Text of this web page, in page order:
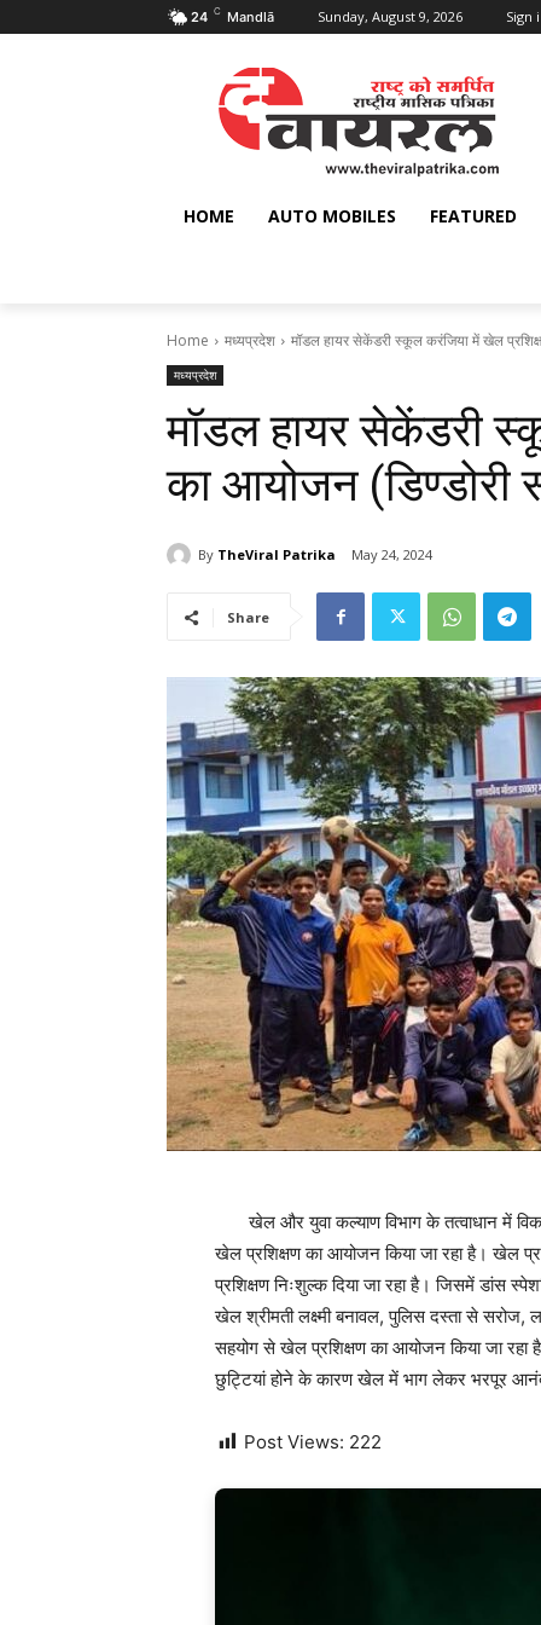
24 C Mandlā Sunday, August 9, 2026 Sign
HOME AUTO MOBILES FEATURED
Home मध्यप्रदेश मॉडल हायर सेकेंडरी स्कूल करंजिया में खेल
मध्यप्रदेश
मॉडल हायर सेकेंडरी
का आयोजन (डिण्डोरी
By TheViral Patrika May 24, 2024
Share
खेल और युवा कल्याण विभाग के तत्वाधान में
खेल प्रशिक्षण का आयोजन किया जा रहा है। खेल
प्रशिक्षण निःशुल्क दिया जा रहा है। जिसमें डांस
खेल श्रीमती लक्ष्मी बनावल, पुलिस दस्ता से सरोज,
सहयोग से खेल प्रशिक्षण का आयोजन किया जा रहा
छुट्टियां होने के कारण खेल में भाग लेकर भरपूर
Post Views: 222